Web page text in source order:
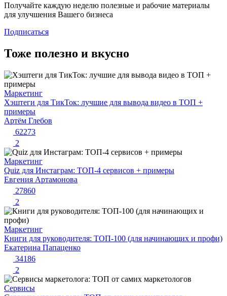
Получайте каждую неделю полезные и рабочие материалы
для улучшения Вашего бизнеса
Подписаться
Тоже полезно и вкусно
Маркетинг
Хэштеги для ТикТок: лучшие для вывода видео в ТОП +
примеры
Артём Глебов
62273
2
Маркетинг
Quiz для Инстаграм: ТОП-4 сервисов + примеры
Евгения Артамонова
27860
2
Маркетинг
Книги для руководителя: ТОП-100 (для начинающих и профи)
Екатерина Папаценко
34186
2
Сервисы